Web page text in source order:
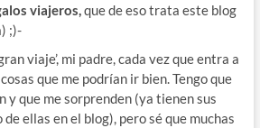
viajeros,que de eso trata este blog
;)-
viaje’, mi padre, cada vez que entra a
que me podrían ir bien. Tengo que
y que me sorprenden (ya tienen sus
ellas en el blog), pero sé que muchas